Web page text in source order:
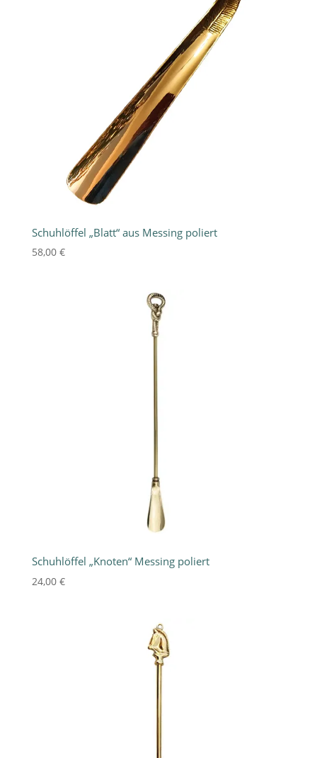
Schuhlöffel „Blatt“ aus Messing poliert
58,00 €
Schuhlöffel „Knoten“ Messing poliert
24,00 €